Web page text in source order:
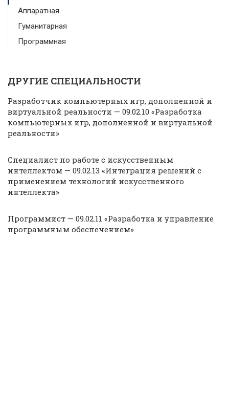
Аппаратная
Гуманитарная
Программная
ДРУГИЕ СПЕЦИАЛЬНОСТИ
Разработчик компьютерных игр, дополненной и
виртуальной реальности — 09.02.10 «Разработка
компьютерных игр, дополненной и виртуальной
реальности»
Специалист по работе с искусственным
интеллектом — 09.02.13 «Интеграция решений с
применением технологий искусственного
интеллекта»
Программист — 09.02.11 «Разработка и управление
программным обеспечением»